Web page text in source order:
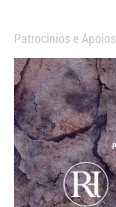
Patrocinios e Apoios